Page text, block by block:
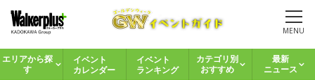
MENU
エリアから探
す
イベント
カレンダー
イベント
ランキング
カテゴリ別
おすすめ
最新
ニュース